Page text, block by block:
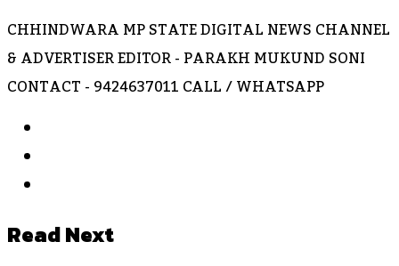
CHHINDWARA MP STATE DIGITAL NEWS CHANNEL
& ADVERTISER EDITOR - PARAKH MUKUND SONI
CONTACT - 9424637011 CALL / WHATSAPP
Read Next